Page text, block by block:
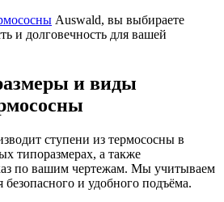
Auswald, вы выбираете
и долговечность для вашей
и виды
ступени из термососны в
типоразмерах, а также
по вашим чертежам. Мы учитываем
безопасного и удобного подъёма.